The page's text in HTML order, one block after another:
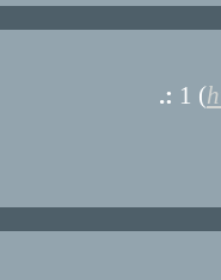
.: 1 (